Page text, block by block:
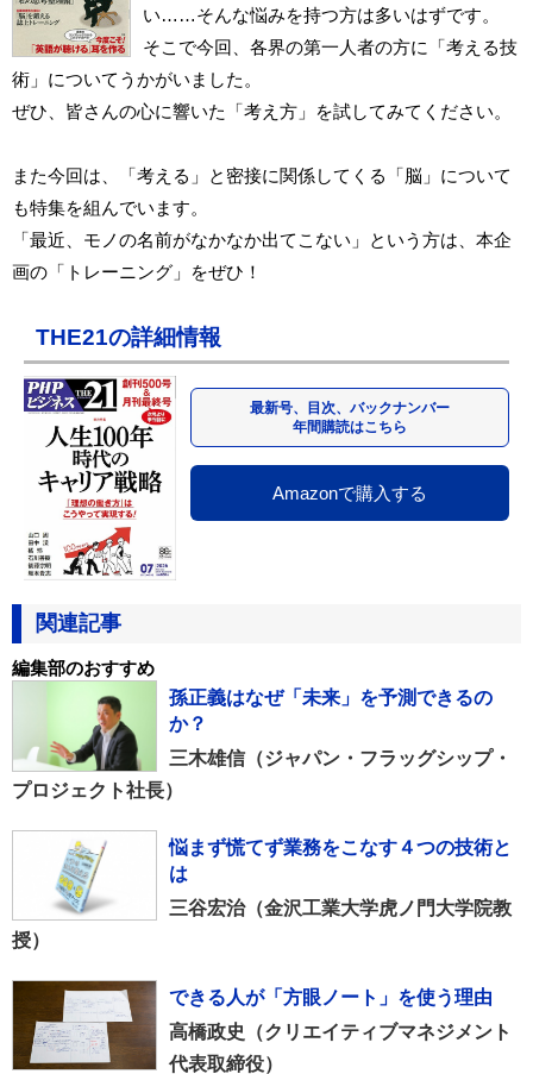
い……そんな悩みを持つ方は多いはずです。
そこで今回、各界の第一人者の方に「考える技
術」についてうかがいました。
ぜひ、皆さんの心に響いた「考え方」を試してみてください。
また今回は、「考える」と密接に関係してくる「脳」について
も特集を組んでいます。
「最近、モノの名前がなかなか出てこない」という方は、本企
画の「トレーニング」をぜひ！
THE21の詳細情報
最新号、目次、バックナンバー
年間購読はこちら
Amazonで購入する
関連記事
編集部のおすすめ
孫正義はなぜ「未来」を予測できるの
か？
三木雄信（ジャパン・フラッグシップ・
プロジェクト社長）
悩まず慌てず業務をこなす４つの技術と
は
三谷宏治（金沢工業大学虎ノ門大学院教
授）
できる人が「方眼ノート」を使う理由
高橋政史（クリエイティブマネジメント
代表取締役）